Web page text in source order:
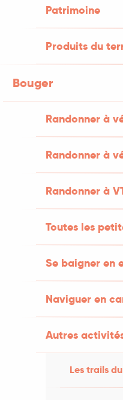
Patrimoine
Produits du
Bouger
Randonner à
Randonner à
Randonner à
Toutes les
Se baigner en
Naviguer en
Autres
Les trails
vous invitant à des
étonnantes !
de montgolfières
sacrée dans le site
écouter un opéra
Saint-Céré ou encore
pendant Lot of
mettre à l’aise en
sensorielles
!
À
ITINÉRANCE